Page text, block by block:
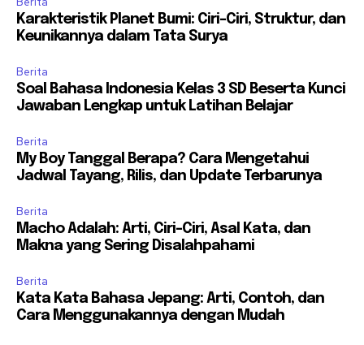
Karakteristik Planet Bumi: Ciri-Ciri, Struktur, dan
Keunikannya dalam Tata Surya
Berita
Soal Bahasa Indonesia Kelas 3 SD Beserta Kunci
Jawaban Lengkap untuk Latihan Belajar
Berita
My Boy Tanggal Berapa? Cara Mengetahui
Jadwal Tayang, Rilis, dan Update Terbarunya
Berita
Macho Adalah: Arti, Ciri-Ciri, Asal Kata, dan
Makna yang Sering Disalahpahami
Berita
Kata Kata Bahasa Jepang: Arti, Contoh, dan
Cara Menggunakannya dengan Mudah